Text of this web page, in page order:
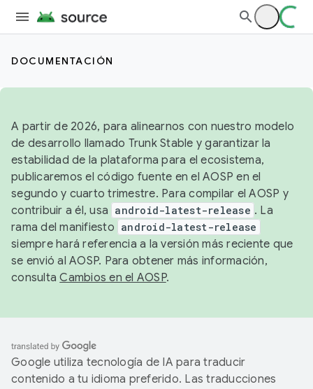
DOCUMENTACIÓN
A partir de 2026, para alinearnos con nuestro modelo
de desarrollo llamado Trunk Stable y garantizar la
estabilidad de la plataforma para el ecosistema,
publicaremos el código fuente en el AOSP en el
segundo y cuarto trimestre. Para compilar el AOSP y
contribuir a él, usa android-latest-release . La
rama del manifiesto android-latest-release
siempre hará referencia a la versión más reciente que
se envió al AOSP. Para obtener más información,
consultaCambios en el AOSP.
Google utiliza tecnología de IA para traducir
contenido a tu idioma preferido. Las traducciones